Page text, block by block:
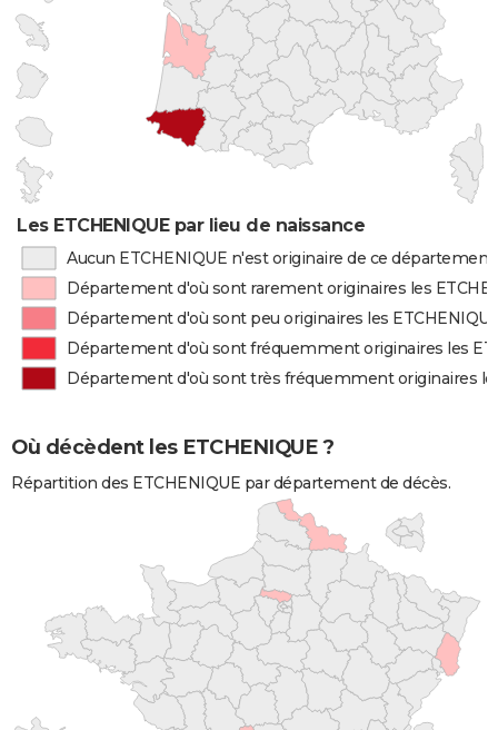
Les ETCHENIQUE par lieu de naissance
Aucun ETCHENIQUE n'est originaire de ce département
Département d'où sont rarement originaires les
Département d'où sont peu originaires les
Département d'où sont fréquemment originaires les
Département d'où sont très fréquemment originaires
Où décèdent les ETCHENIQUE ?
Répartition des ETCHENIQUE par département de décès.